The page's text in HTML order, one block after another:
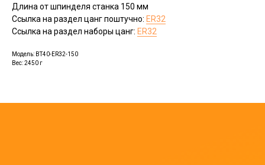
Длина от шпинделя станка 150 мм
Ссылка на раздел цанг поштучно: ER32
Ссылка на раздел наборы цанг: ER32
Модель: BT40-ER32-150
Вес: 2450 г